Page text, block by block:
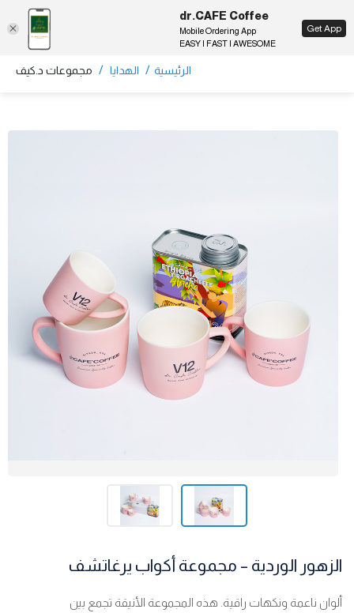
EN
الرئيسية / الهدايا / مجموعات د.كيف
الزهور الوردية – مجموعة أكواب يرغاتشف
ألوان ناعمة ونكهات راقية. هذه المجموعة الأنيقة تجمع بين
dr.CAFE Coffee
Mobile Ordering App
EASY | FAST | AWESOME
Get App